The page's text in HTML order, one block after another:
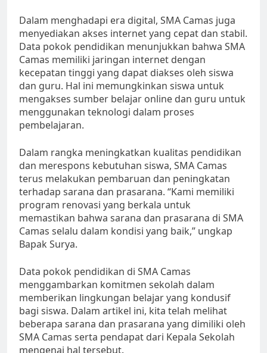
Dalam menghadapi era digital, SMA Camas juga
menyediakan akses internet yang cepat dan stabil.
Data pokok pendidikan menunjukkan bahwa SMA
Camas memiliki jaringan internet dengan
kecepatan tinggi yang dapat diakses oleh siswa
dan guru. Hal ini memungkinkan siswa untuk
mengakses sumber belajar online dan guru untuk
menggunakan teknologi dalam proses
pembelajaran.
Dalam rangka meningkatkan kualitas pendidikan
dan merespons kebutuhan siswa, SMA Camas
terus melakukan pembaruan dan peningkatan
terhadap sarana dan prasarana. “Kami memiliki
program renovasi yang berkala untuk
memastikan bahwa sarana dan prasarana di SMA
Camas selalu dalam kondisi yang baik,” ungkap
Bapak Surya.
Data pokok pendidikan di SMA Camas
menggambarkan komitmen sekolah dalam
memberikan lingkungan belajar yang kondusif
bagi siswa. Dalam artikel ini, kita telah melihat
beberapa sarana dan prasarana yang dimiliki oleh
SMA Camas serta pendapat dari Kepala Sekolah
mengenai hal tersebut.